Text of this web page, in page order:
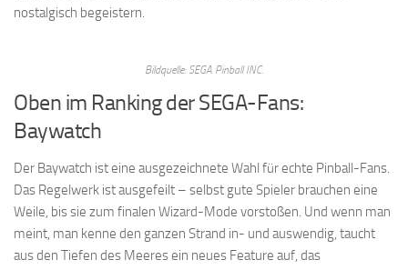
nostalgisch begeistern.
Bildquelle: SEGA Pinball INC.
Oben im Ranking der SEGA-Fans:
Baywatch
Der Baywatch ist eine ausgezeichnete Wahl für echte Pinball-Fans.
Das Regelwerk ist ausgefeilt – selbst gute Spieler brauchen eine
Weile, bis sie zum finalen Wizard-Mode vorstoßen. Und wenn man
meint, man kenne den ganzen Strand in- und auswendig, taucht
aus den Tiefen des Meeres ein neues Feature auf, das